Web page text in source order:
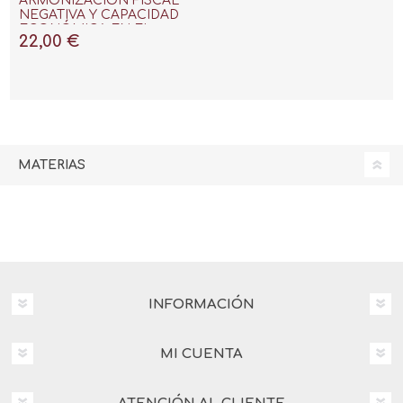
NEGATIVA Y CAPACIDAD
MARCO DEL DERECHO DE
22,00 €
MATERIAS
INFORMACIÓN
MI CUENTA